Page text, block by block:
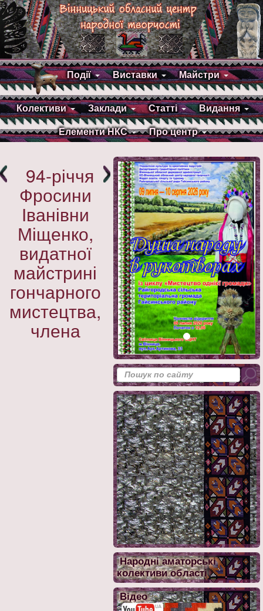
Події Виставки Майстри
Колективи Заклади Статті Видання
Елементи НКС Про центр
Народні аматорські
колективи області
Відео
94-річчя
Фросини
Іванівни
Міщенко,
видатної
майстрині
гончарного
мистецтва,
члена